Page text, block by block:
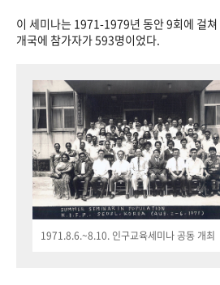
이 세미나는 1971-1979년 동안 9회에 걸
개국에 참가자가 593명이었다.
1971.8.6.~8.10. 인구교육세미나 공동 개최